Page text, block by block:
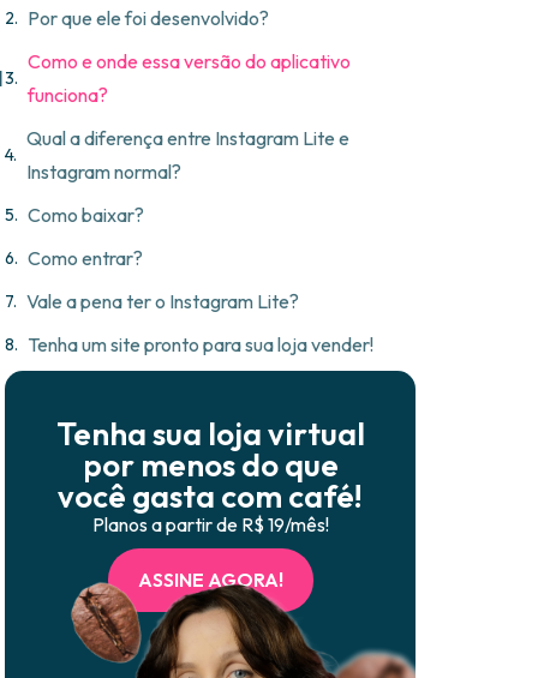
Por que ele foi desenvolvido?
Como e onde essa versão do aplicativo
funciona?
Qual a diferença entre Instagram Lite e
Instagram normal?
Como baixar?
Como entrar?
Vale a pena ter o Instagram Lite?
Tenha um site pronto para sua loja vender!
Tenha sua loja virtual
por menos do que
você gasta com café!
Planos a partir de R$ 19/mês!
ASSINE AGORA!